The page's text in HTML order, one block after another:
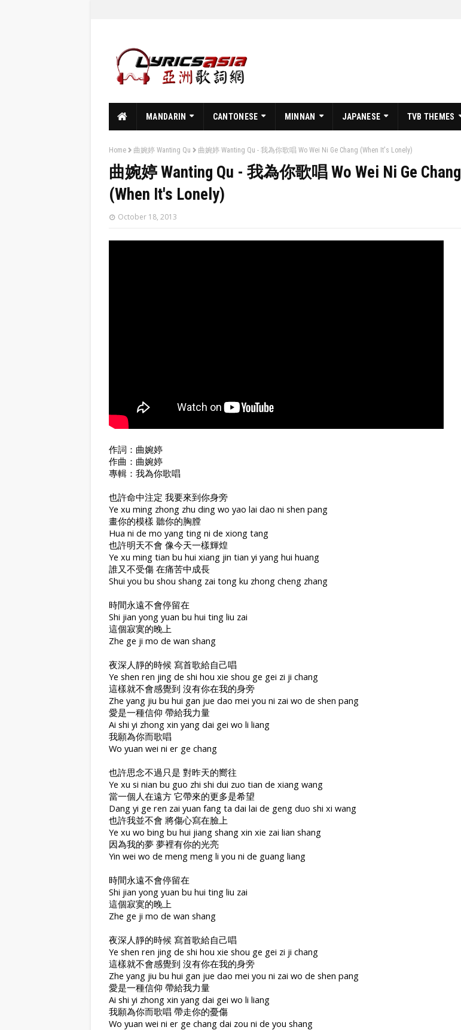
MANDARIN CANTONESE MINNAN JAPANESE TVB THEMES
Home 曲婉婷 Wanting Qu 曲婉婷 Wanting Qu - 我為你歌唱 Wo Wei Ni Ge Chang (When It's Lonely)
曲婉婷 Wanting Qu - 我為你歌唱 Wo Wei Ni Ge Chang
(When It's Lonely)
October 18, 2013
作詞：曲婉婷
作曲：曲婉婷
專輯：我為你歌唱
也許命中注定 我要來到你身旁
Ye xu ming zhong zhu ding wo yao lai dao ni shen pang
畫你的模樣 聽你的胸膛
Hua ni de mo yang ting ni de xiong tang
也許明天不會 像今天一樣輝煌
Ye xu ming tian bu hui xiang jin tian yi yang hui huang
誰又不受傷 在痛苦中成長
Shui you bu shou shang zai tong ku zhong cheng zhang
時間永遠不會停留在
Shi jian yong yuan bu hui ting liu zai
這個寂寞的晚上
Zhe ge ji mo de wan shang
夜深人靜的時候 寫首歌給自己唱
Ye shen ren jing de shi hou xie shou ge gei zi ji chang
這樣就不會感覺到 沒有你在我的身旁
Zhe yang jiu bu hui gan jue dao mei you ni zai wo de shen pang
愛是一種信仰 帶給我力量
Ai shi yi zhong xin yang dai gei wo li liang
我願為你而歌唱
Wo yuan wei ni er ge chang
也許思念不過只是 對昨天的嚮往
Ye xu si nian bu guo zhi shi dui zuo tian de xiang wang
當一個人在遠方 它帶來的更多是希望
Dang yi ge ren zai yuan fang ta dai lai de geng duo shi xi wang
也許我並不會 將傷心寫在臉上
Ye xu wo bing bu hui jiang shang xin xie zai lian shang
因為我的夢 夢裡有你的光亮
Yin wei wo de meng meng li you ni de guang liang
時間永遠不會停留在
Shi jian yong yuan bu hui ting liu zai
這個寂寞的晚上
Zhe ge ji mo de wan shang
夜深人靜的時候 寫首歌給自己唱
Ye shen ren jing de shi hou xie shou ge gei zi ji chang
這樣就不會感覺到 沒有你在我的身旁
Zhe yang jiu bu hui gan jue dao mei you ni zai wo de shen pang
愛是一種信仰 帶給我力量
Ai shi yi zhong xin yang dai gei wo li liang
我願為你而歌唱 帶走你的憂傷
Wo yuan wei ni er ge chang dai zou ni de you shang